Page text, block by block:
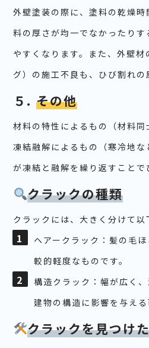
外壁塗装の際に、塗料の乾燥
料の厚さが均一でなかったりす
やすくなります。また、外壁
グ）の施工不良も、ひび割れの
５.その他
材料の特性によるもの（材料同
凍結融解によるもの（寒冷地
が凍結と融解を繰り返すことで
クラックの種類
クラックには、大きく分けて以
ヘアークラック：髪の毛
較的軽度なものです。
構造クラック：幅が広く
建物の構造に影響を与える
クラックを見つけ